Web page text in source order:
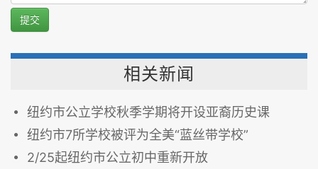
提交
相关新闻
纽约市公立学校秋季学期将开设亚裔历史课
纽约市7所学校被评为全美“蓝丝带学校”
2/25起纽约市公立初中重新开放